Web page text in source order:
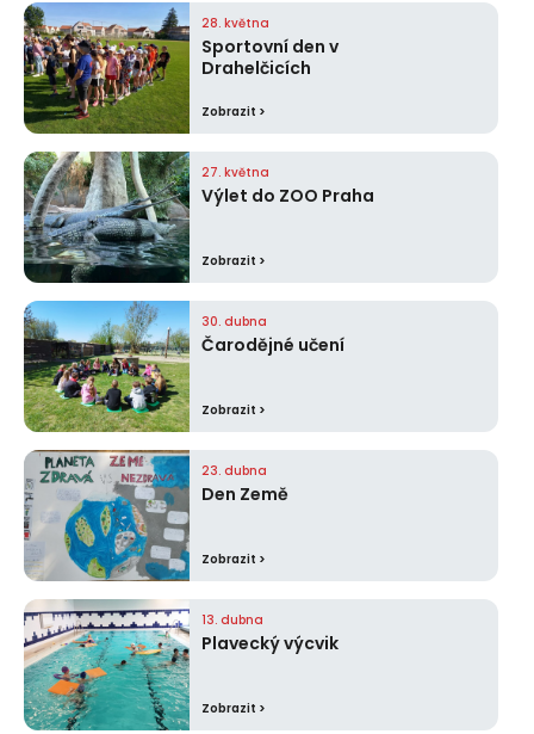
28. května
Sportovní den v
Drahelčicích
Zobrazit >
27. května
Výlet do ZOO Praha
Zobrazit >
30. dubna
Čarodějné učení
Zobrazit >
23. dubna
Den Země
Zobrazit >
13. dubna
Plavecký výcvik
Zobrazit >